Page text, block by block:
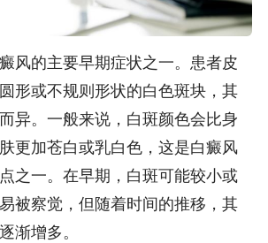
风的主要早期症状之一。患者皮
形或不规则形状的白色斑块，其
异。一般来说，白斑颜色会比身
更加苍白或乳白色，这是白癜风
之一。在早期，白斑可能较小或
被察觉，但随着时间的推移，其
渐增多。